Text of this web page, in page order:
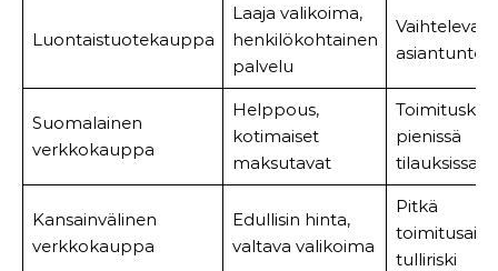
Luontaistuotekauppa
Laaja valikoima,
henkilökohtainen
palvelu
Vaihteleva
Suomalainen
verkkokauppa
Helppous,
kotimaiset
maksutavat
pienissä
tilauksissa
Kansainvälinen
verkkokauppa
Edullisin hinta,
valtava valikoima
Pitkä
tulliriski